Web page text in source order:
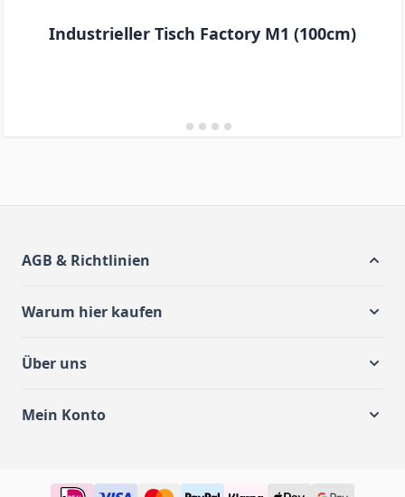
Industrieller Tisch Factory M1 (100cm)
AGB & Richtlinien
Warum hier kaufen
Über uns
Mein Konto